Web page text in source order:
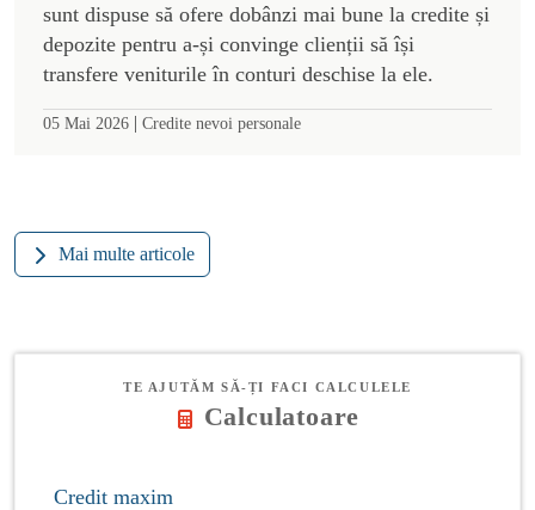
sunt dispuse să ofere dobânzi mai bune la credite și
depozite pentru a-și convinge clienții să își
transfere veniturile în conturi deschise la ele.
05 Mai 2026 | Credite nevoi personale
Mai multe articole
TE AJUTĂM SĂ-ȚI FACI CALCULELE
Calculatoare
Credit maxim